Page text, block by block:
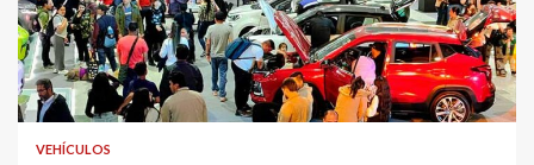
VEHÍCULOS